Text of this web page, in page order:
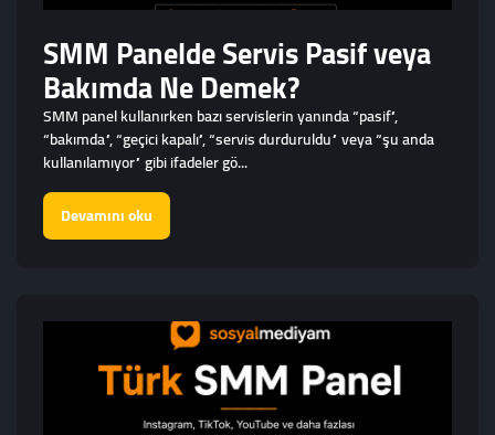
SMM Panelde Servis Pasif veya
Bakımda Ne Demek?
SMM panel kullanırken bazı servislerin yanında “pasif”,
“bakımda”, “geçici kapalı”, “servis durduruldu” veya “şu anda
kullanılamıyor” gibi ifadeler gö...
Devamını oku